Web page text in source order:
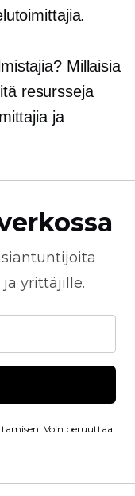
Millaisia
resursseja
ja
yrittäjille.
Voin peruuttaa